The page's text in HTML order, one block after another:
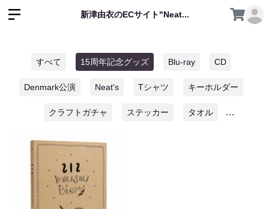
新津由衣のECサイト"Neat...
すべて 15周年記念グッズ Blu-ray CD
Denmark公演 Neat's Tシャツ キーホルダー
クラフトガチャ ステッカー タオル
ゆいのアトリエ限定